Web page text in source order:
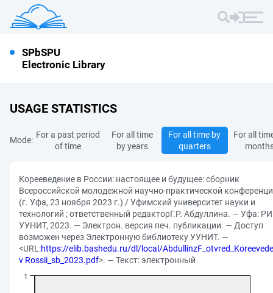
SPbSPU
Electronic Library
USAGE STATISTICS
Mode:
For a past period
of time
For all time
by years
For all time by
quarters
For all
Корееведение в России: настоящее и будущее: сборник
Всероссийской молодежной научно-практической
(г. Уфа, 23 ноября 2023 г.) / Уфимский университет науки и
технологий ; ответственный редакторГ.Р. Абдуллина. — Уфа:
УУНИТ, 2023. — Электрон. версия печ. публикации. — Доступ
возможен через Электронную библиотеку УУНИТ. —
<URL:https://elib.bashedu.ru/dl/local/
v Rossii_sb_2023.pdf>. — Текст: электронный